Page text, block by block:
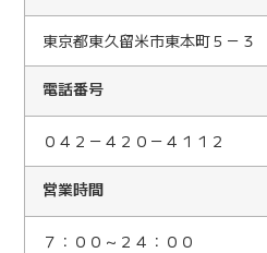
東京都東久留米市東本町５－３
電話番号
０４２－４２０－４１１２
営業時間
７：００～２４：００